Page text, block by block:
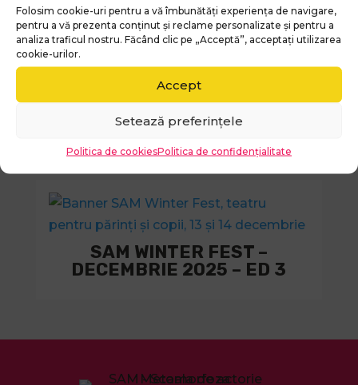
Folosim cookie-uri pentru a vă îmbunătăți experiența de navigare,
pentru a vă prezenta conținut și reclame personalizate și pentru a
analiza traficul nostru. Făcând clic pe „Acceptă”, acceptați utilizarea
cookie-urilor.
Accept
Setează preferințele
Politica de cookiesPolitica de confidențialitate
O NOAPTE LA SAM – 4 AUG, 8-
12 ANI
SAM WINTER FEST –
DECEMBRIE 2025 – ED 3